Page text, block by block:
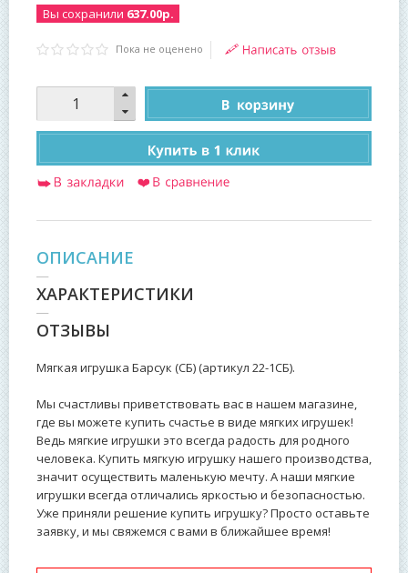
Вы сохранили 637.00р.
Пока не оценено
ОПИСАНИЕ
ХАРАКТЕРИСТИКИ
ОТЗЫВЫ
Мягкая игрушка Барсук (СБ) (артикул 22-1СБ).
Мы счастливы приветствовать вас в нашем магазине,
где вы можете купить счастье в виде мягких игрушек!
Ведь мягкие игрушки это всегда радость для родного
человека. Купить мягкую игрушку нашего производства,
значит осуществить маленькую мечту. А наши мягкие
игрушки всегда отличались яркостью и безопасностью.
Уже приняли решение купить игрушку? Просто оставьте
заявку, и мы свяжемся с вами в ближайшее время!